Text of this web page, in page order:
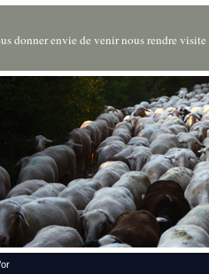
donner envie de venir nous rendre visite